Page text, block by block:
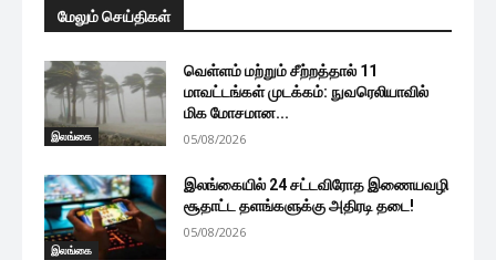
மேலும் செய்திகள்
இலங்கை
வெள்ளம் மற்றும் சீற்றத்தால் 11
மாவட்டங்கள் முடக்கம்: நுவரெலியாவில்
மிக மோசமான...
05/08/2026
இலங்கை
இலங்கையில் 24 சட்டவிரோத இணையவழி
சூதாட்ட தளங்களுக்கு அதிரடி தடை!
05/08/2026